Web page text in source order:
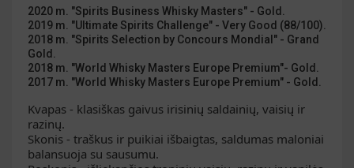
2020 m. "Spirits Business Whisky Masters" - Gold.
2019 m. "Ultimate Spirits Challenge" - Very Good (88/100).
2018 m. "Spirits Selection by Concours Mondial" - Grand
Gold.
2018 m. "World Whisky Masters Europe Premium"- Gold.
2017 m. "World Whisky Masters Europe Premium" - Gold.
Kvapas - klasiškas gaivus irisinių saldainių, vaisių ir
razinų.
Skonis - traškus ir puikiai išbaigtas, saldumas maloniai
balansuoja su sausumu.